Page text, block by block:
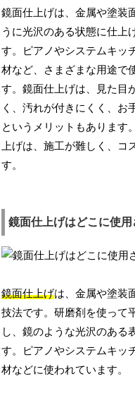
鏡面仕上げは、金属や塗装
うに光沢のある状態に仕上
す。ピアノやシステムキッ
材など、さまざまな用途で
す。鏡面仕上げは、見た目
く、汚れが付きにくく、お
というメリットもあります
上げは、施工が難しく、コ
す。
鏡面仕上げはどこに使用
鏡面仕上げは、金属や塗装
技法です。研磨剤を使って
し、鏡のような光沢のある
す。ピアノやシステムキッ
材などに使われています。